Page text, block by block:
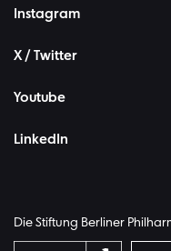
Instagram
X / Twitter
Youtube
LinkedIn
Die Stiftung Berliner